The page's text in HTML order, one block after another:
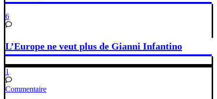
6
L’Europe ne veut plus de Gianni Infantino
1
Commentaire